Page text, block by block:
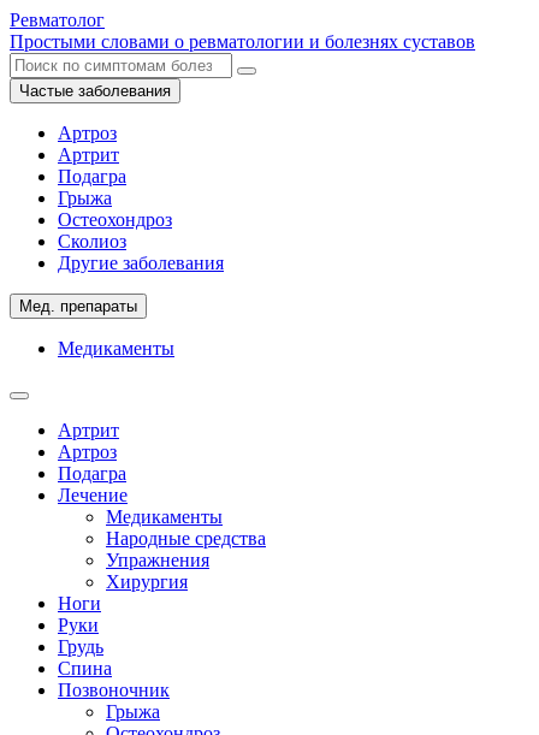
Ревматолог
Простыми словами о ревматологии и болезнях суставов
Частые заболевания
Артроз
Артрит
Подагра
Грыжа
Остеохондроз
Сколиоз
Другие заболевания
Мед. препараты
Медикаменты
Артрит
Артроз
Подагра
Лечение
Медикаменты
Народные средства
Упражнения
Хирургия
Ноги
Руки
Грудь
Спина
Позвоночник
Грыжа